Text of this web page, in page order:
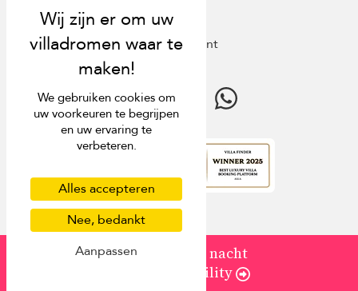
van
/ nacht
Check Availability
Villa Finder
Kortingen op het laatste moment
4.9beoordeling
We gebruiken cookies om
uw voorkeuren te begrijpen
en uw ervaring te
verbeteren.
Alles accepteren
Nee, bedankt
Aanpassen